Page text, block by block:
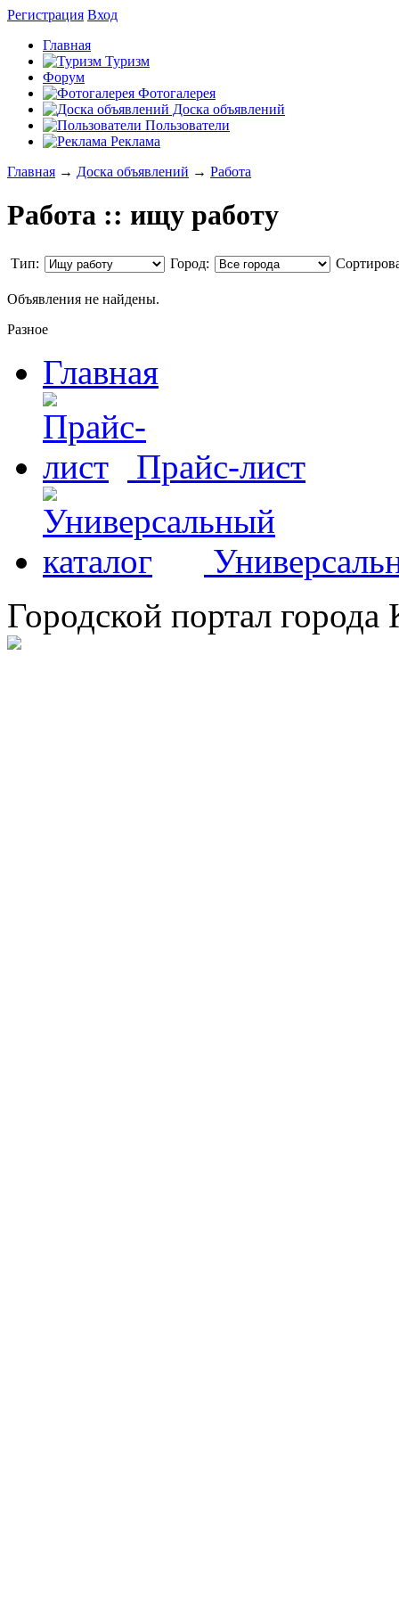
Регистрация Вход
Главная
Туризм
Форум
Фотогалерея
Доска объявлений
Пользователи
Реклама
Главная → Доска объявлений → Работа
Работа :: ищу работу
Тип: Город:
Объявления не найдены.
Разное
Главная
Прайс-лист
Городской портал